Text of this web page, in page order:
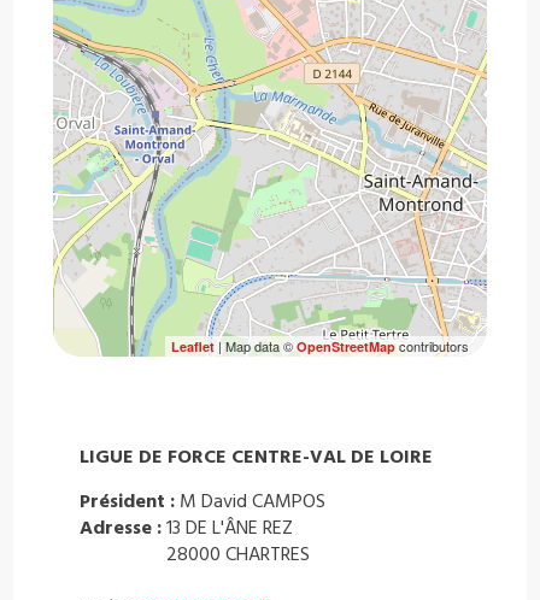
Leaflet| Map data ©OpenStreetMapcontributors
LIGUE DE FORCE CENTRE-VAL DE LOIRE
Président : M David CAMPOS
Adresse :13 DE L'ÂNE REZ
28000 CHARTRES